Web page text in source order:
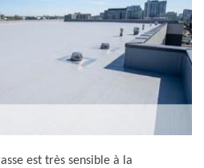
est très sensible à la